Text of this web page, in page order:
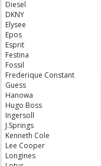
Diesel
DKNY
Elysee
Epos
Esprit
Festina
Fossil
Frederique Constant
Guess
Hanowa
Hugo Boss
Ingersoll
J.Springs
Kenneth Cole
Lee Cooper
Longines